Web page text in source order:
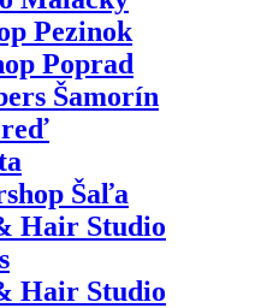
Pezinok
Poprad
Šamorín
Šaľa
Hair Studio
Hair Studio